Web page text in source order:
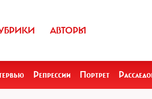
АВТОРЫ
Репрессии Портрет